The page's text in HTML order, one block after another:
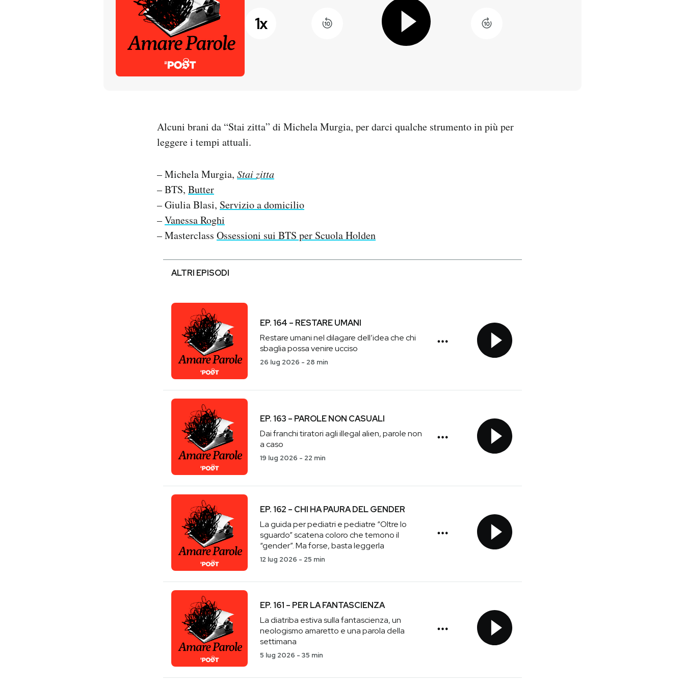
1x
Alcuni brani da “Stai zitta” di Michela Murgia, per darci qualche strumento in più per
leggere i tempi attuali.
– Michela Murgia, Stai zitta
– BTS, Butter
– Giulia Blasi, Servizio a domicilio
–Vanessa Roghi
– Masterclass Ossessioni sui BTS per Scuola Holden
ALTRI EPISODI
EP. 164 – RESTARE UMANI
Restare umani nel dilagare dell’idea che chi
sbaglia possa venire ucciso
26 lug 2026 - 28 min
EP. 163 – PAROLE NON CASUALI
Dai franchi tiratori agli illegal alien, parole non
a caso
19 lug 2026 - 22 min
EP. 162 – CHI HA PAURA DEL GENDER
La guida per pediatri e pediatre “Oltre lo
sguardo” scatena coloro che temono il
“gender”. Ma forse, basta leggerla
12 lug 2026 - 25 min
EP. 161 – PER LA FANTASCIENZA
La diatriba estiva sulla fantascienza, un
neologismo amaretto e una parola della
settimana
5 lug 2026 - 35 min